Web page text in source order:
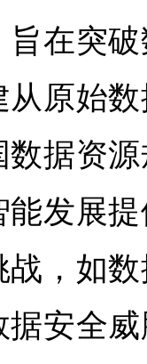
旨在突
从原始
据资
发展
，如
安全